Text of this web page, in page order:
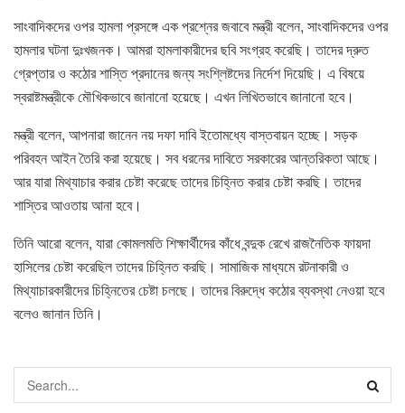
সাংবাদিকদের ওপর হামলা প্রসঙ্গে এক প্রশ্নের জবাবে মন্ত্রী বলেন, সাংবাদিকদের ওপর
হামলার ঘটনা দুঃখজনক। আমরা হামলাকারীদের ছবি সংগ্রহ করেছি। তাদের দ্রুত
গ্রেপ্তার ও কঠোর শাস্তি প্রদানের জন্য সংশ্লিষ্টদের নির্দেশ দিয়েছি। এ বিষয়ে
স্বরাষ্টমন্ত্রীকে মৌখিকভাবে জানানো হয়েছে। এখন লিখিতভাবে জানানো হবে।
মন্ত্রী বলেন, আপনারা জানেন নয় দফা দাবি ইতোমধ্যে বাস্তবায়ন হচ্ছে। সড়ক
পরিবহন আইন তৈরি করা হয়েছে। সব ধরনের দাবিতে সরকারের আন্তরিকতা আছে।
আর যারা মিথ্যাচার করার চেষ্টা করেছে তাদের চিহ্নিত করার চেষ্টা করছি। তাদের
শাস্তির আওতায় আনা হবে।
তিনি আরো বলেন, যারা কোমলমতি শিক্ষার্থীদের কাঁধে বন্দুক রেখে রাজনৈতিক ফায়দা
হাসিলের চেষ্টা করেছিল তাদের চিহ্নিত করছি। সামাজিক মাধ্যমে রটনাকারী ও
মিথ্যাচারকারীদের চিহ্নিতের চেষ্টা চলছে। তাদের বিরুদ্ধে কঠোর ব্যবস্থা নেওয়া হবে
বলেও জানান তিনি।